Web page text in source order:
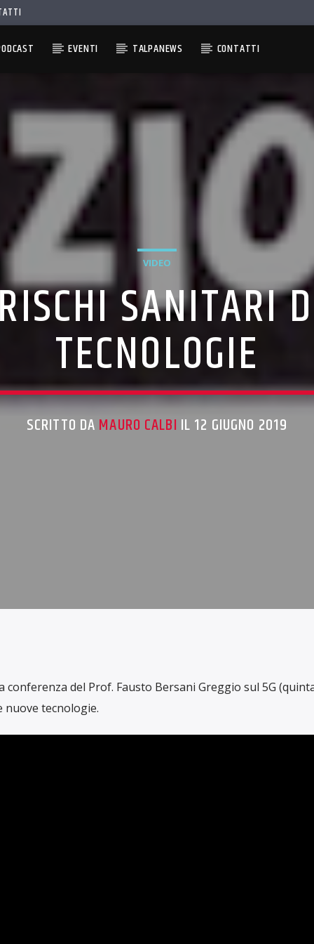
EVENTI TALPANEWS CONTATTI
VIDEO
SANITARI
TECNOLOGIE
SCRITTO DA MAURO CALBI IL 12 GIUGNO 2019
conferenza del Prof. Fausto Bersani Greggio sul 5G
nuove tecnologie.